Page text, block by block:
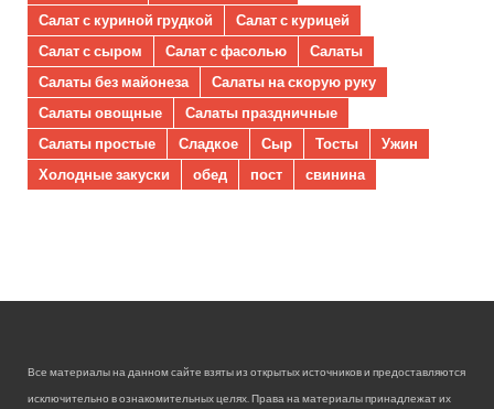
Салат с куриной грудкой
Салат с курицей
Салат с сыром
Салат с фасолью
Салаты
Салаты без майонеза
Салаты на скорую руку
Салаты овощные
Салаты праздничные
Салаты простые
Сладкое Сыр Тосты
Ужин
Холодные закуски
обед пост свинина
Все материалы на данном сайте взяты из открытых источников и предоставляются
исключительно в ознакомительных целях. Права на материалы принадлежат их